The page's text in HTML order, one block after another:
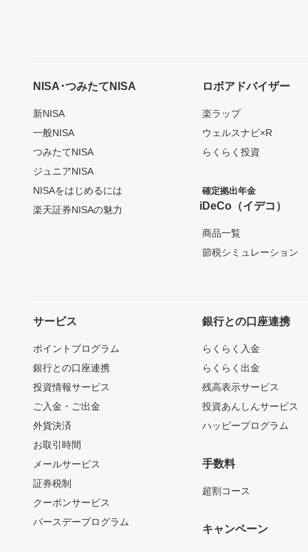
NISA･つみたてNISA
新NISA
一般NISA
つみたてNISA
ジュニアNISA
NISAをはじめるには
楽天証券NISAの魅力
ロボアドバイザー
楽ラップ
ウェルスナビ×R
らくらく投資
確定拠出年金
iDeCo（イデコ）
商品一覧
節税シミュレーション
サービス
ポイントプログラム
銀行との口座連携
投資情報サービス
ご入金・ご出金
外貨決済
お取引時間
メールサービス
証券税制
クーポンサービス
バースデープログラム
銀行との口座連携
らくらく入金
らくらく出金
残高表示サービス
投資あんしんサービス
ハッピープログラム
手数料
超割コース
キャンペーン